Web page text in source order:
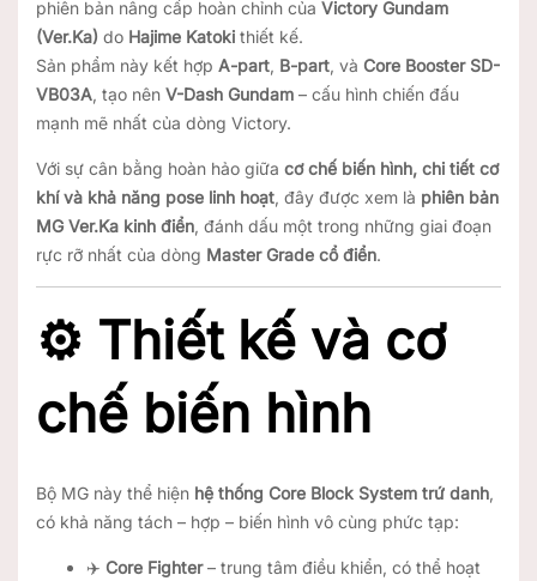
phiên bản nâng cấp hoàn chỉnh của Victory Gundam
(Ver.Ka) do Hajime Katoki thiết kế.
Sản phẩm này kết hợp A-part, B-part, và Core Booster SD-
VB03A, tạo nên V-Dash Gundam – cấu hình chiến đấu
mạnh mẽ nhất của dòng Victory.
Với sự cân bằng hoàn hảo giữa cơ chế biến hình, chi tiết cơ
khí và khả năng pose linh hoạt, đây được xem là phiên bản
MG Ver.Ka kinh điển, đánh dấu một trong những giai đoạn
rực rỡ nhất của dòng Master Grade cổ điển.
⚙️ Thiết kế và cơ
chế biến hình
Bộ MG này thể hiện hệ thống Core Block System trứ danh,
có khả năng tách – hợp – biến hình vô cùng phức tạp:
✈️ Core Fighter– trung tâm điều khiển, có thể hoạt